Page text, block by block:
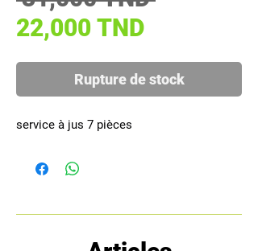
22,000 TNDPrix
Rupture de stock
service à jus 7 pièces